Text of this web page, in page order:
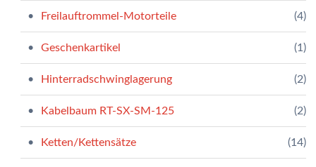
Freilauftrommel-Motorteile (4)
Geschenkartikel (1)
Hinterradschwinglagerung (2)
Kabelbaum RT-SX-SM-125 (2)
Ketten/Kettensätze (14)